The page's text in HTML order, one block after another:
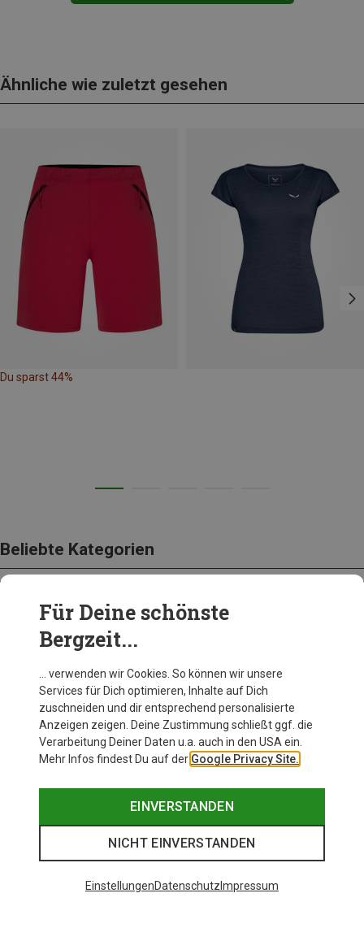
Ähnliche wie zuletzt gesehen
Du sparst 44%
Beliebte Kategorien
BEKLEIDUNG
Für Deine schönste
Bergzeit...
… verwenden wir Cookies. So können wir unsere
Services für Dich optimieren, Inhalte auf Dich
zuschneiden und dir entsprechend personalisierte
Anzeigen zeigen. Deine Zustimmung schließt ggf. die
Verarbeitung Deiner Daten u.a. auch in den USA ein.
Mehr Infos findest Du auf der Google Privacy Site.
EINVERSTANDEN
NICHT EINVERSTANDEN
EinstellungenDatenschutz Impressum